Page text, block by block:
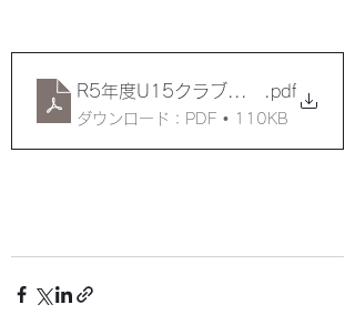
R5年度U15クラブ説明会開催のご
.pdf
ダウンロード：PDF • 110KB